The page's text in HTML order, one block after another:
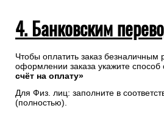
4. Банковским
Чтобы оплатить заказ безналичным
оформлении заказа укажите способ
счёт на оплату»
Для Физ. лиц: заполните в
(полностью).